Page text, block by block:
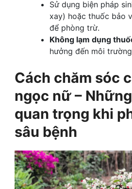
Sử dụng biện pháp
xay) hoặc thuốc bảo
để phòng trừ.
Không lạm dụng
hưởng đến môi
Cách chăm sóc
ngọc nữ –
quan trọng khi
sâu bệnh